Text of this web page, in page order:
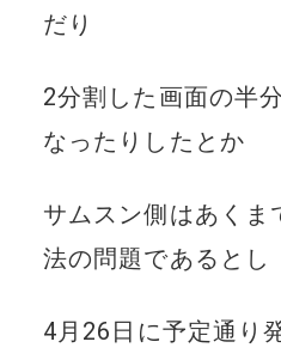
だり
2分割した画面の半
なったりしたとか
サムスン側はあくま
法の問題であるとし
4月26日に予定通り